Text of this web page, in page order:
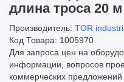
длина троса 20 м
Производитель: TOR
Код Товара: 1005970
Для запроса цен на
информации, вопросов
коммерческих предложений